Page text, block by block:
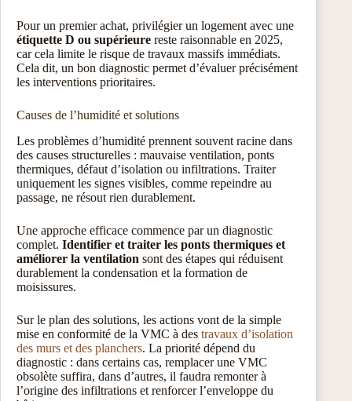
Pour un premier achat, privilégier un logement avec une
étiquette D ou supérieure reste raisonnable en 2025,
car cela limite le risque de travaux massifs immédiats.
Cela dit, un bon diagnostic permet d’évaluer précisément
les interventions prioritaires.
Causes de l’humidité et solutions
Les problèmes d’humidité prennent souvent racine dans
des causes structurelles : mauvaise ventilation, ponts
thermiques, défaut d’isolation ou infiltrations. Traiter
uniquement les signes visibles, comme repeindre au
passage, ne résout rien durablement.
Une approche efficace commence par un diagnostic
complet. Identifier et traiter les ponts thermiques et
améliorer la ventilation sont des étapes qui réduisent
durablement la condensation et la formation de
moisissures.
Sur le plan des solutions, les actions vont de la simple
mise en conformité de la VMC à des travaux d’isolation
des murs et des planchers. La priorité dépend du
diagnostic : dans certains cas, remplacer une VMC
obsolète suffira, dans d’autres, il faudra remonter à
l’origine des infiltrations et renforcer l’enveloppe du